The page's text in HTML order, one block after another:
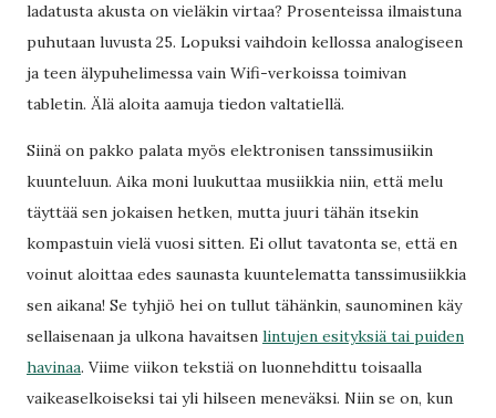
ladatusta akusta on vieläkin virtaa? Prosenteissa ilmaistuna
puhutaan luvusta 25. Lopuksi vaihdoin kellossa analogiseen
ja teen älypuhelimessa vain Wifi-verkoissa toimivan
tabletin. Älä aloita aamuja tiedon valtatiellä.
Siinä on pakko palata myös elektronisen tanssimusiikin
kuunteluun. Aika moni luukuttaa musiikkia niin, että melu
täyttää sen jokaisen hetken, mutta juuri tähän itsekin
kompastuin vielä vuosi sitten. Ei ollut tavatonta se, että en
voinut aloittaa edes saunasta kuuntelematta tanssimusiikkia
sen aikana! Se tyhjiö hei on tullut tähänkin, saunominen käy
sellaisenaan ja ulkona havaitsen lintujen esityksiä tai puiden
havinaa. Viime viikon tekstiä on luonnehdittu toisaalla
vaikeaselkoiseksi tai yli hilseen meneväksi. Niin se on, kun